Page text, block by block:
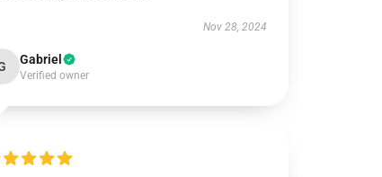
Nov 28, 2024
Gabriel
Verified owner